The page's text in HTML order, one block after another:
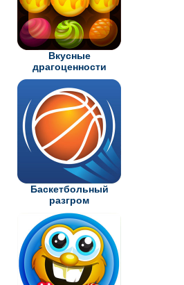
Вкусные
драгоценности
Баскетбольный
разгром